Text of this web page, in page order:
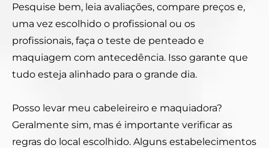
Pesquise bem, leia avaliações, compare preços e,
uma vez escolhido o profissional ou os
profissionais, faça o teste de penteado e
maquiagem com antecedência. Isso garante que
tudo esteja alinhado para o grande dia.
Posso levar meu cabeleireiro e maquiadora?
Geralmente sim, mas é importante verificar as
regras do local escolhido. Alguns estabelecimentos